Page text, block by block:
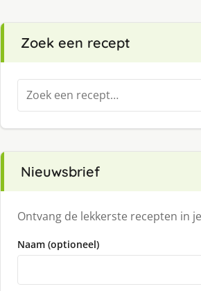
Zoek een recept
Zoeken
naar:
Nieuwsbrief
Ontvang de lekkerste recepten in
Naam (optioneel)